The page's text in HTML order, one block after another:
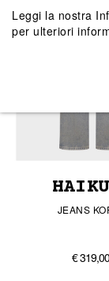
JEANS
€ 319,00
Leggi la nostra
per ulteriori